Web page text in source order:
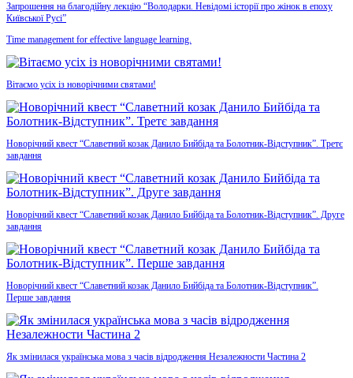
Запрошення на благодійну лекцію “Володарки. Невідомі історії про жінок в епоху
Київської Русі”
Time management for effective language learning.
Вітаємо усіх із новорічними святами!
Новорічний квест “Славетний козак Данило Бийбіда та Болотник-Відступник”. Третє
завдання
Новорічний квест “Славетний козак Данило Бийбіда та Болотник-Відступник”. Друге
завдання
Новорічний квест “Славетний козак Данило Бийбіда та Болотник-Відступник”.
Перше завдання
Як змінилася українська мова з часів відродження Незалежности Частина 2